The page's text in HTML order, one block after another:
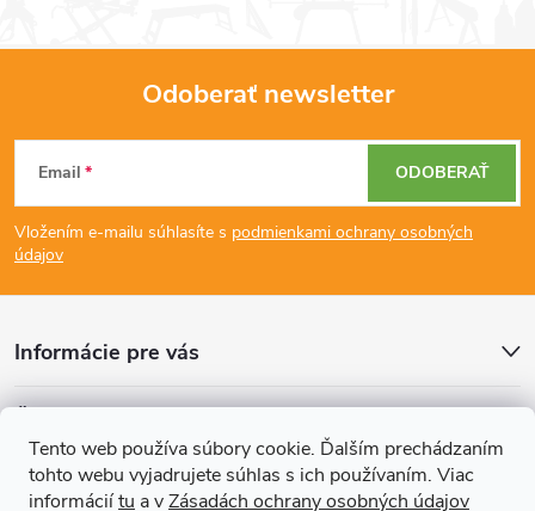
Tento web používa súbory cookie. Ďalším prechádzaním
tohto webu vyjadrujete súhlas s ich používaním. Viac
informáciítu a vZásadách ochrany osobných údajov
Z
á
p
ä
t
Odoberať newsletter
Email
Vložením e-mailu súhlasíte s podmienkami ochrany osobných
údajov
ODOBERAŤ
Informácie pre vás
Prijímame online platby